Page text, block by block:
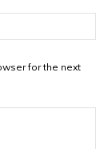
for the next